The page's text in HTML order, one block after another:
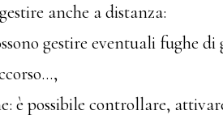
anche a distanza:
gestire eventuali fughe
è possibile controllare,